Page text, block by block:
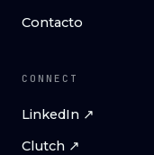
Contacto
CONNECT
LinkedIn ↗
Clutch ↗